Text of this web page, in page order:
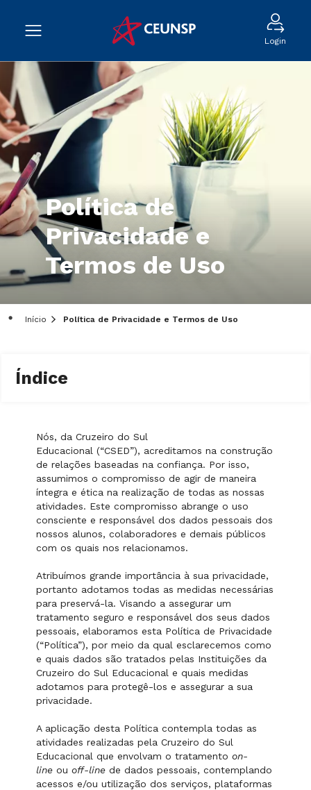
Login
Política de
Privacidade e
Termos de Uso
Início Política de Privacidade e Termos de Uso
Índice
Nós, da Cruzeiro do Sul
Educacional (“CSED”), acreditamos na construção
de relações baseadas na confiança. Por isso,
assumimos o compromisso de agir de maneira
íntegra e ética na realização de todas as nossas
atividades. Este compromisso abrange o uso
consciente e responsável dos dados pessoais dos
nossos alunos, colaboradores e demais públicos
com os quais nos relacionamos.
Atribuímos grande importância à sua privacidade,
portanto adotamos todas as medidas necessárias
para preservá-la. Visando a assegurar um
tratamento seguro e responsável dos seus dados
pessoais, elaboramos esta Política de Privacidade
(“Política”), por meio da qual esclarecemos como
e quais dados são tratados pelas Instituições da
Cruzeiro do Sul Educacional e quais medidas
adotamos para protegê-los e assegurar a sua
privacidade.
A aplicação desta Política contempla todas as
atividades realizadas pela Cruzeiro do Sul
Educacional que envolvam o tratamentoon-
line ouoff-line de dados pessoais, contemplando
acessos e/ou utilização dos serviços, plataformas